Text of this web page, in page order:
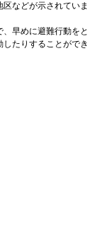
などが示されていま
早めに避難行動をと
たりすることができ